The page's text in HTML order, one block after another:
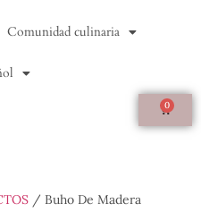
Comunidad culinaria
0
/ Buho De Madera